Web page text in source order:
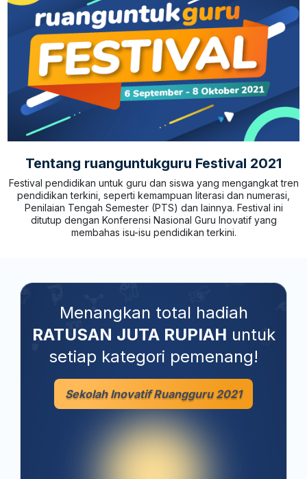
Tentang ruanguntukguru Festival 2021
Festival pendidikan untuk guru dan siswa yang mengangkat tren
pendidikan terkini, seperti kemampuan literasi dan numerasi,
Penilaian Tengah Semester (PTS) dan lainnya. Festival ini
ditutup dengan Konferensi Nasional Guru Inovatif yang
membahas isu-isu pendidikan terkini.
Menangkan total hadiah
RATUSAN JUTA RUPIAH untuk
setiap kategori pemenang!
Sekolah Inovatif Ruangguru 2021